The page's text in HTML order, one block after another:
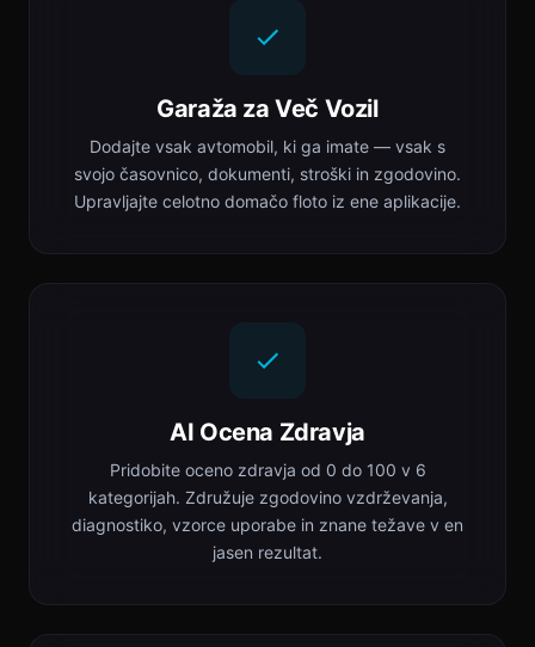
Garaža za Več Vozil
Dodajte vsak avtomobil, ki ga imate — vsak s
svojo časovnico, dokumenti, stroški in zgodovino.
Upravljajte celotno domačo floto iz ene aplikacije.
AI Ocena Zdravja
Pridobite oceno zdravja od 0 do 100 v 6
kategorijah. Združuje zgodovino vzdrževanja,
diagnostiko, vzorce uporabe in znane težave v en
jasen rezultat.